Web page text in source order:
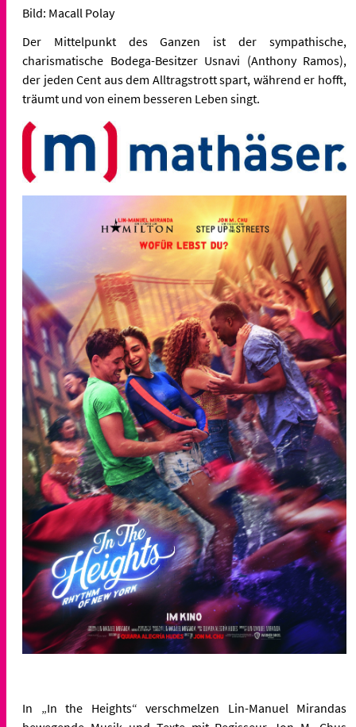
Bild: Macall Polay
Der Mittelpunkt des Ganzen ist der sympathische,
charismatische Bodega-Besitzer Usnavi (Anthony Ramos),
der jeden Cent aus dem Alltragstrott spart, während er hofft,
träumt und von einem besseren Leben singt.
In „In the Heights“ verschmelzen Lin-Manuel Mirandas